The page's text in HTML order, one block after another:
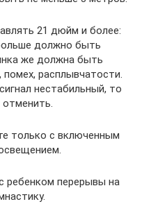
21 дюйм и более:
должно быть
же должна быть
расплывчатости.
нестабильный, то
только с включенным
ребенком перерывы на